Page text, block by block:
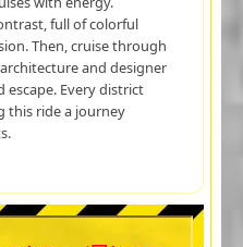
full of colorful
Then, cruise through
and designer
Every district
this ride a journey